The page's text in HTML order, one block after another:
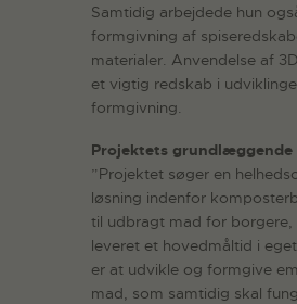
Samtidig arbejdede hun
formgivning af
materialer. Anvendelse af
et vigtig redskab i
formgivning.
Projektets grundlæggende
”Projektet søger en
løsning indenfor
til udbragt mad for borgere,
leveret et hovedmåltid i
er at udvikle og formgive
mad, som samtidig skal